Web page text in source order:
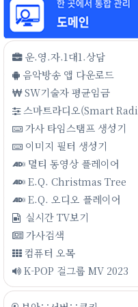
운.영.자.1대1.상담
음악방송 앱 다운로드
SW기술자 평균임금
스마트라디오(Smart
가사 타임스탬프 생성기
이미지 필터 생성기
멀티 동영상 플레이어
E.Q. Christmas Tree
E.Q. 오디오 플레이어
실시간 TV보기
가사검색
컴퓨터 오목
K-POP 걸그룹 MV 2023